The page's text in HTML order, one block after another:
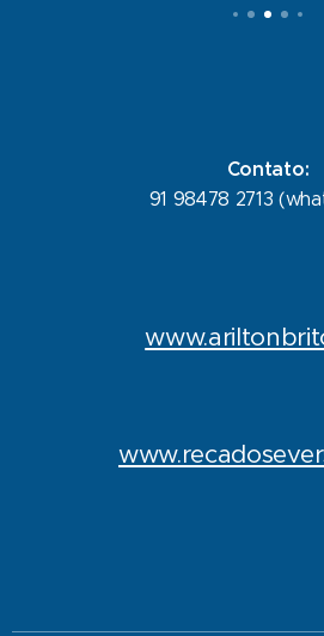
Contato:
91 98478 2713